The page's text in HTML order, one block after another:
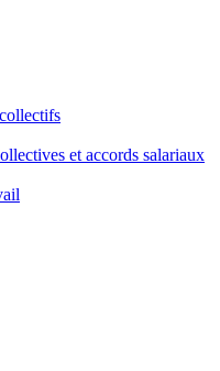
et accords salariaux